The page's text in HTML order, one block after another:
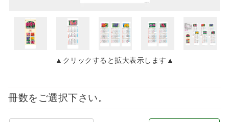
▲クリックすると拡大表示します▲
冊数をご選択下さい。